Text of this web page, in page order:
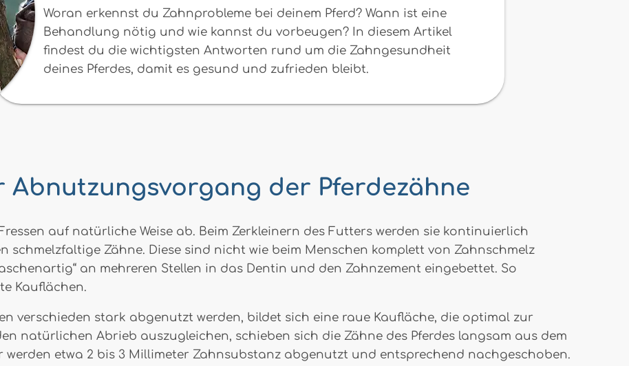
Woran erkennst du Zahnprobleme bei deinem Pferd? Wann ist eine
Behandlung nötig und wie kannst du vorbeugen? In diesem Artikel
findest du die wichtigsten Antworten rund um die Zahngesundheit
deines Pferdes, damit es gesund und zufrieden bleibt.
Abnutzungsvorgang der Pferdezähne
auf natürliche Weise ab. Beim Zerkleinern des Futters werden sie kontinuierlich
schmelzfaltige Zähne. Diese sind nicht wie beim Menschen komplett von Zahnschmelz
an mehreren Stellen in das Dentin und den Zahnzement eingebettet. So
Kauflächen.
verschieden stark abgenutzt werden, bildet sich eine raue Kaufläche, die optimal zur
natürlichen Abrieb auszugleichen, schieben sich die Zähne des Pferdes langsam aus dem
etwa 2 bis 3 Millimeter Zahnsubstanz abgenutzt und entsprechend nachgeschoben.